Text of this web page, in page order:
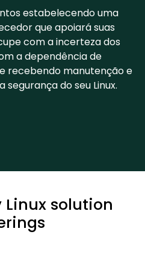
estabelecendo uma
que apoiará suas
com a incerteza dos
a dependência de
recebendo manutenção e
do seu Linux.
Linux solution